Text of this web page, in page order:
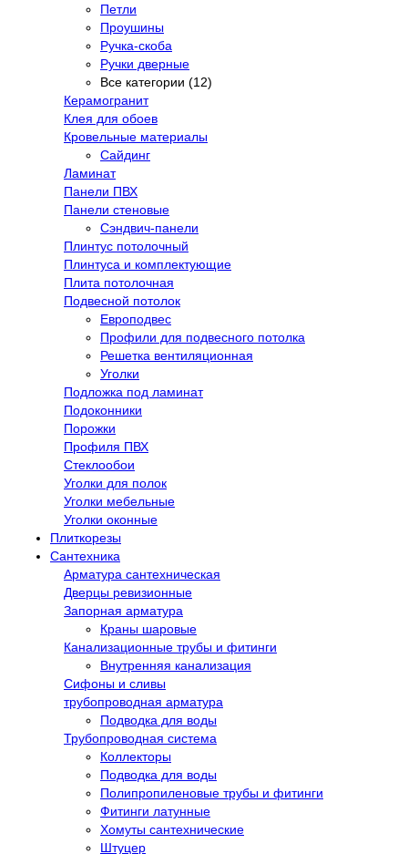
Петли
Проушины
Ручка-скоба
Ручки дверные
Все категории (12)
Керамогранит
Клея для обоев
Кровельные материалы
Сайдинг
Ламинат
Панели ПВХ
Панели стеновые
Сэндвич-панели
Плинтус потолочный
Плинтуса и комплектующие
Плита потолочная
Подвесной потолок
Европодвес
Профили для подвесного потолка
Решетка вентиляционная
Уголки
Подложка под ламинат
Подоконники
Порожки
Профиля ПВХ
Стеклообои
Уголки для полок
Уголки мебельные
Уголки оконные
Плиткорезы
Сантехника
Арматура сантехническая
Дверцы ревизионные
Запорная арматура
Краны шаровые
Канализационные трубы и фитинги
Внутренняя канализация
Сифоны и сливы
трубопроводная арматура
Подводка для воды
Трубопроводная система
Коллекторы
Подводка для воды
Полипропиленовые трубы и фитинги
Фитинги латунные
Хомуты сантехнические
Штуцер